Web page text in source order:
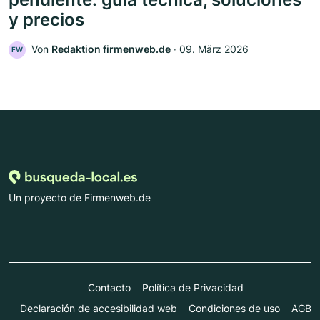
y precios
FW Von Redaktion firmenweb.de ‧ 09. März 2026
Un proyecto de Firmenweb.de
Contacto
Política de Privacidad
Declaración de accesibilidad web
Condiciones de uso AGB